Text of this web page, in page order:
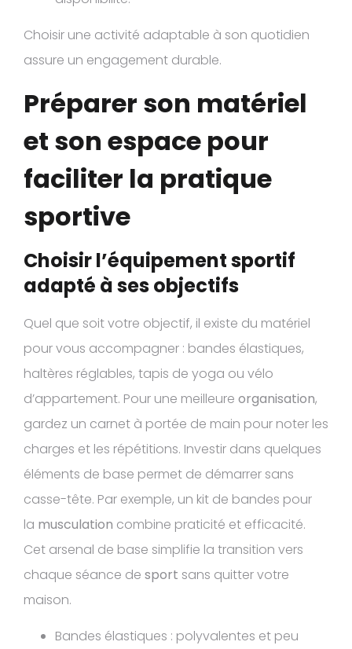
Choisir une activité adaptable à son quotidien
assure un engagement durable.
Préparer son matériel
et son espace pour
faciliter la pratique
sportive
Choisir l’équipement sportif
adapté à ses objectifs
Quel que soit votre objectif, il existe du matériel
pour vous accompagner : bandes élastiques,
haltères réglables, tapis de yoga ou vélo
d’appartement. Pour une meilleure organisation,
gardez un carnet à portée de main pour noter les
charges et les répétitions. Investir dans quelques
éléments de base permet de démarrer sans
casse-tête. Par exemple, un kit de bandes pour
la musculation combine praticité et efficacité.
Cet arsenal de base simplifie la transition vers
chaque séance de sport sans quitter votre
maison.
Bandes élastiques : polyvalentes et peu